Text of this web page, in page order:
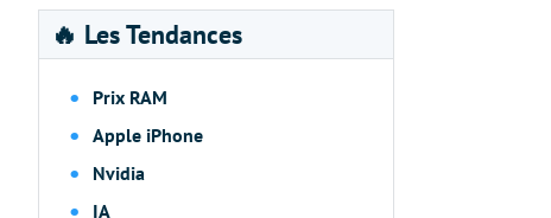
🔥 Les Tendances
Prix RAM
Apple iPhone
Nvidia
IA